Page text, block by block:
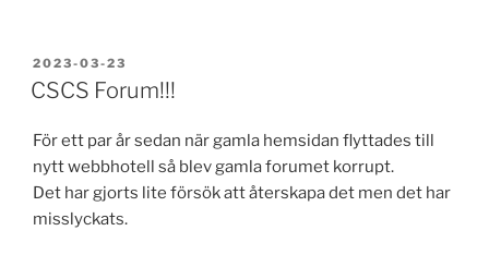
PUBLICERAT
2023-03-23
CSCS Forum!!!
För ett par år sedan när gamla hemsidan flyttades till
nytt webbhotell så blev gamla forumet korrupt.
Det har gjorts lite försök att återskapa det men det har
misslyckats.